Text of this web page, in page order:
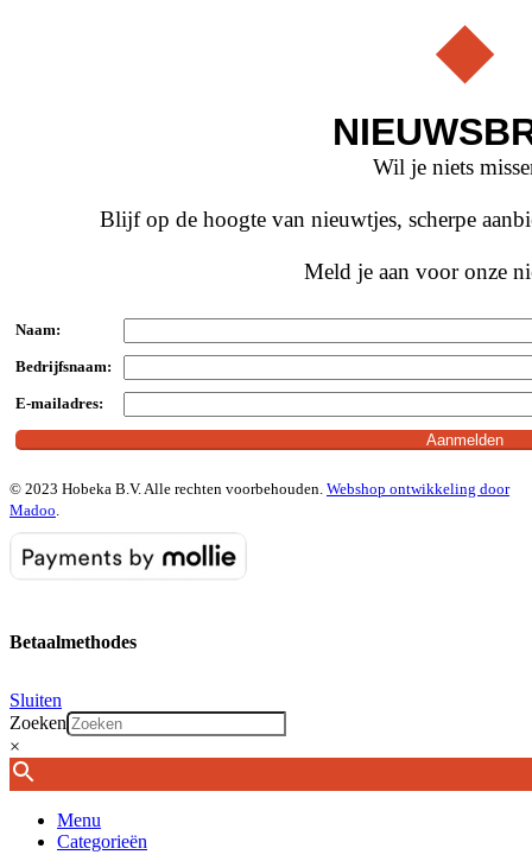
Wil je niets
Blijf op de hoogte van nieuwtjes, scherpe
Meld je aan voor onze
Naam:
Bedrijfsnaam:
E-mailadres:
© 2023 Hobeka B.V. Alle rechten voorbehouden. Webshop ontwikkeling door
Madoo
Betaalmethodes
Sluiten
Zoeken
×
Menu
Categorieën